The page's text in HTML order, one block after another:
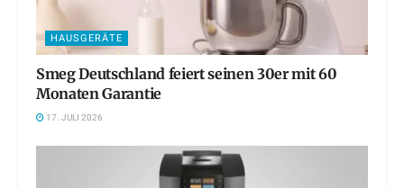
HAUSGERÄTE
Smeg Deutschland feiert seinen 30er mit 60
Monaten Garantie
17. JULI 2026